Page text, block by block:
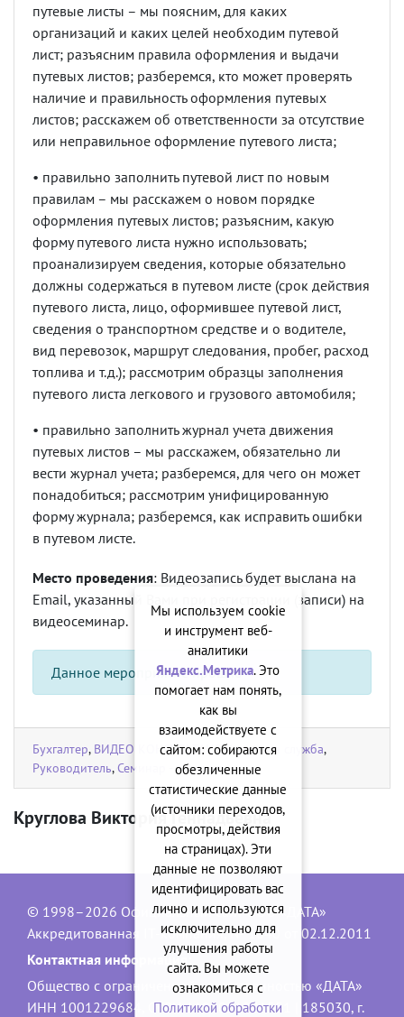
путевые листы – мы поясним, для каких
организаций и каких целей необходим путевой
лист; разъясним правила оформления и выдачи
путевых листов; разберемся, кто может проверять
наличие и правильность оформления путевых
листов; расскажем об ответственности за отсутствие
или неправильное оформление путевого листа;
• правильно заполнить путевой лист по новым
правилам – мы расскажем о новом порядке
оформления путевых листов; разъясним, какую
форму путевого листа нужно использовать;
проанализируем сведения, которые обязательно
должны содержаться в путевом листе (срок действия
путевого листа, лицо, оформившее путевой лист,
сведения о транспортном средстве и о водителе,
вид перевозок, маршрут следования, пробег, расход
топлива и т.д.); рассмотрим образцы заполнения
путевого листа легкового и грузового автомобиля;
• правильно заполнить журнал учета движения
путевых листов – мы расскажем, обязательно ли
вести журнал учета; разберемся, для чего он может
понадобиться; рассмотрим унифицированную
форму журнала; разберемся, как исправить ошибки
в путевом листе.
Место проведения: Видеозапись будет выслана на
Email, указанный Вами при регистрации (записи) на
видеосеминар.
Данное мероприятие прошло
Бухгалтер, ВИДЕО КОНСУЛЬТАНТ,Кадровая служба,
Руководитель,Семинар - тренинг
Круглова Виктория Геннадьевна
© 1998–2026 Официальный сайт ООО «ДАТА»
Аккредитованная IT-компания, № 1840 от 02.12.2011
Контактная информация:
Общество с ограниченной ответственностью «ДАТА»
ИНН 1001229684, ОГРН 1101001001551 | 185030, г.
Мы используем cookie
и инструмент веб-
аналитики
Яндекс.Метрика. Это
помогает нам понять,
как вы
взаимодействуете с
сайтом: собираются
обезличенные
статистические данные
(источники переходов,
просмотры, действия
на страницах). Эти
данные не позволяют
идентифицировать вас
лично и используются
исключительно для
улучшения работы
сайта. Вы можете
ознакомиться с
Политикой обработки